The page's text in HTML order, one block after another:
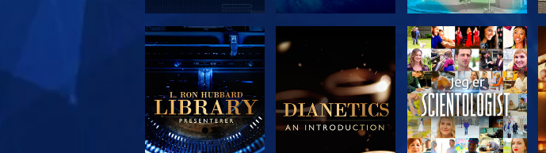
UTFORSK SERIEN UTFORSK SERIEN UTFORSK SERIEN